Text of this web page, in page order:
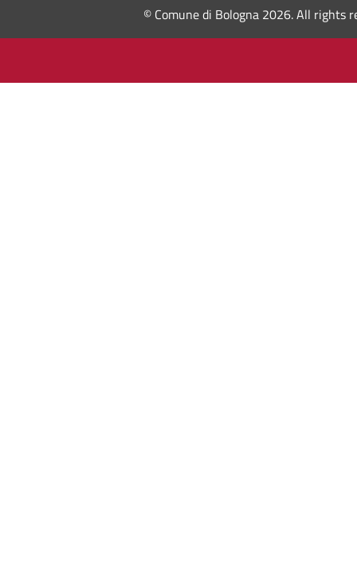
© Comune di Bologna 2026. All rights